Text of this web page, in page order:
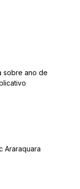
sobre ano de
Araraquara